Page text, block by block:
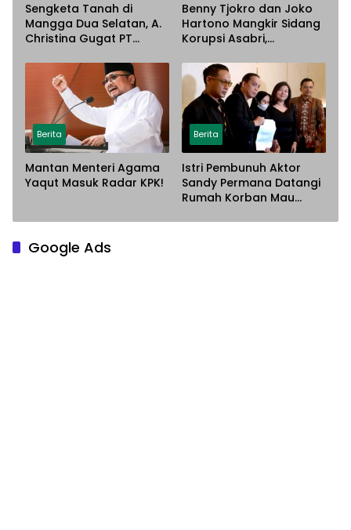
Sengketa Tanah di
Mangga Dua Selatan, A.
Christina Gugat PT
Dugaan Penyerobotan
Lahan
Benny Tjokro dan Joko
Hartono Mangkir Sidang
Korupsi Asabri,
Paksa
Berita
Mantan Menteri Agama
Yaqut Masuk Radar KPK!
Berita
Istri Pembunuh Aktor
Sandy Permana Datangi
Rumah Korban Mau
Google Ads